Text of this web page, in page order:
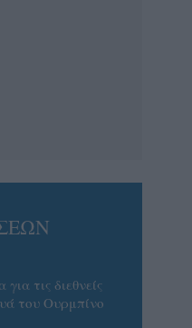
τις διεθνείς
του Ουρμπίνο